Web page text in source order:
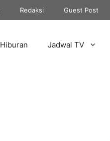
Redaksi Guest Post
Hiburan Jadwal TV